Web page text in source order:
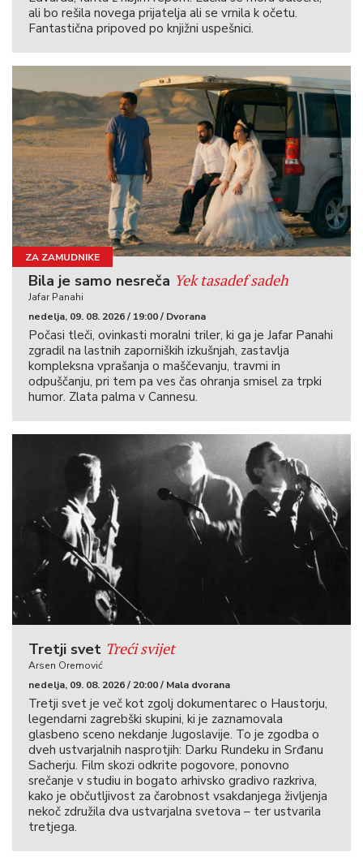
table.MsoNormalTable
{mso-
name:”Table
Normal”;
mso-
tstyle-
rowband-
size:0;
mso-
tstyle-
colband-
size:0;
mso-
style-
noshow:yes;
mso-
style-
priority:99;
mso-
style-
mso-
alt:0cm
5.4pt
0cm
5.4pt;
para-
mso-
para-
margin-
bottom:.0001pt;
mso-
pagination:widow-
orphan;
font-
size:10.0pt;
ali bo rešila novega prijatelja ali se vrnila k očetu.
Fantastična pripoved po knjižni uspešnici.
ZA ZAMUDNIKE
Bila je samo nesreča Yek tasadef sadeh
Jafar Panahi
nedelja, 09. 08. 2026 / 19:00 / Dvorana
Počasi tleči, ovinkasti moralni triler, ki ga je Jafar Panahi
zgradil na lastnih zaporniških izkušnjah, zastavlja
kompleksna vprašanja o maščevanju, travmi in
odpuščanju, pri tem pa ves čas ohranja smisel za trpki
humor. Zlata palma v Cannesu.
Tretji svet Treći svijet
Arsen Oremović
nedelja, 09. 08. 2026 / 20:00 / Mala dvorana
Tretji svet je več kot zgolj dokumentarec o Haustorju,
legendarni zagrebški skupini, ki je zaznamovala
glasbeno sceno nekdanje Jugoslavije. To je zgodba o
dveh ustvarjalnih nasprotjih: Darku Rundeku in Srđanu
Sacherju. Film skozi odkrite pogovore, ponovno
srečanje v studiu in bogato arhivsko gradivo razkriva,
kako je občutljivost za čarobnost vsakdanjega življenja
nekoč združila dva ustvarjalna svetova – ter ustvarila
tretjega.